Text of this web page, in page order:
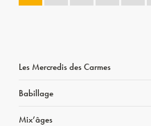
Les Mercredis des Carmes
Babillage
Mix’âges